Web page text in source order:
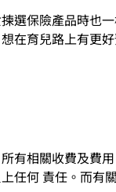
選保險產品時也
在育兒路上有更
有相關收費及費
任何 責任。而有